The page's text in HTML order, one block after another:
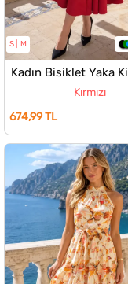
S M
Kırmızı
674,99 TL